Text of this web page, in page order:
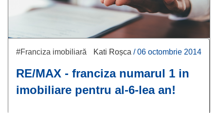
#Franciza imobiliară Kati Roșca /06 octombrie 2014
RE/MAX - franciza numarul 1 in
imobiliare pentru al-6-lea an!